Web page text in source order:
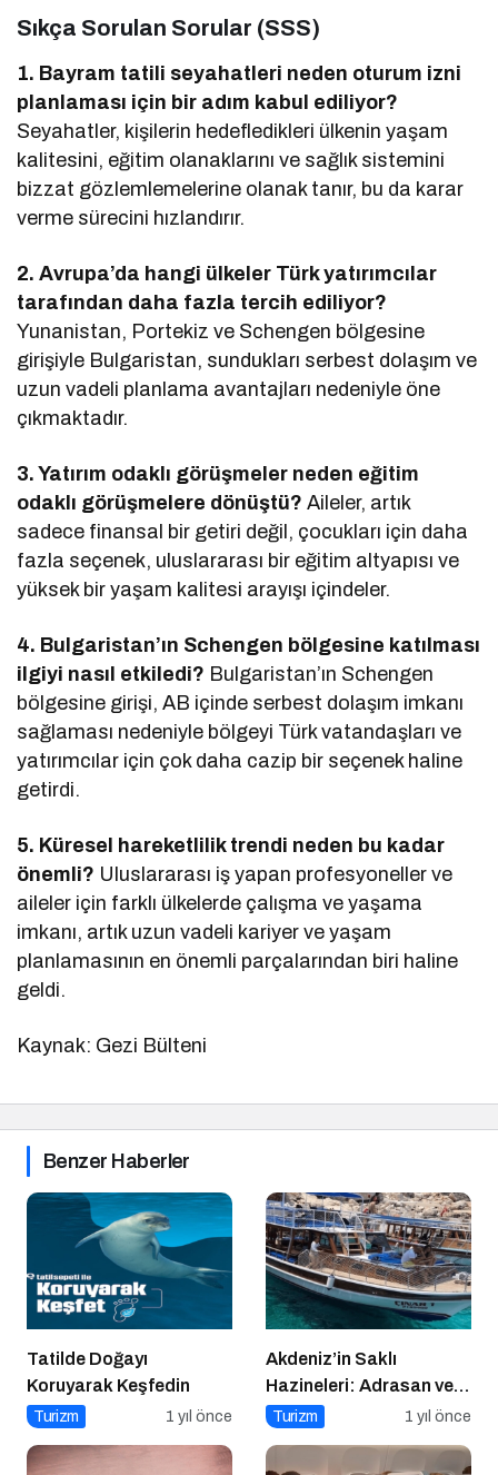
Sıkça Sorulan Sorular (SSS)
1. Bayram tatili seyahatleri neden oturum izni
planlaması için bir adım kabul ediliyor?
Seyahatler, kişilerin hedefledikleri ülkenin yaşam
kalitesini, eğitim olanaklarını ve sağlık sistemini
bizzat gözlemlemelerine olanak tanır, bu da karar
verme sürecini hızlandırır.
2. Avrupa’da hangi ülkeler Türk yatırımcılar
tarafından daha fazla tercih ediliyor?
Yunanistan, Portekiz ve Schengen bölgesine
girişiyle Bulgaristan, sundukları serbest dolaşım ve
uzun vadeli planlama avantajları nedeniyle öne
çıkmaktadır.
3. Yatırım odaklı görüşmeler neden eğitim
odaklı görüşmelere dönüştü? Aileler, artık
sadece finansal bir getiri değil, çocukları için daha
fazla seçenek, uluslararası bir eğitim altyapısı ve
yüksek bir yaşam kalitesi arayışı içindeler.
4. Bulgaristan’ın Schengen bölgesine katılması
ilgiyi nasıl etkiledi? Bulgaristan’ın Schengen
bölgesine girişi, AB içinde serbest dolaşım imkanı
sağlaması nedeniyle bölgeyi Türk vatandaşları ve
yatırımcılar için çok daha cazip bir seçenek haline
getirdi.
5. Küresel hareketlilik trendi neden bu kadar
önemli? Uluslararası iş yapan profesyoneller ve
aileler için farklı ülkelerde çalışma ve yaşama
imkanı, artık uzun vadeli kariyer ve yaşam
planlamasının en önemli parçalarından biri haline
geldi.
Kaynak: Gezi Bülteni
Benzer Haberler
Tatilde Doğayı
Koruyarak Keşfedin
Turizm 1 yıl önce
Akdeniz’in Saklı
Hazineleri: Adrasan ve
Çevresi
Turizm 1 yıl önce